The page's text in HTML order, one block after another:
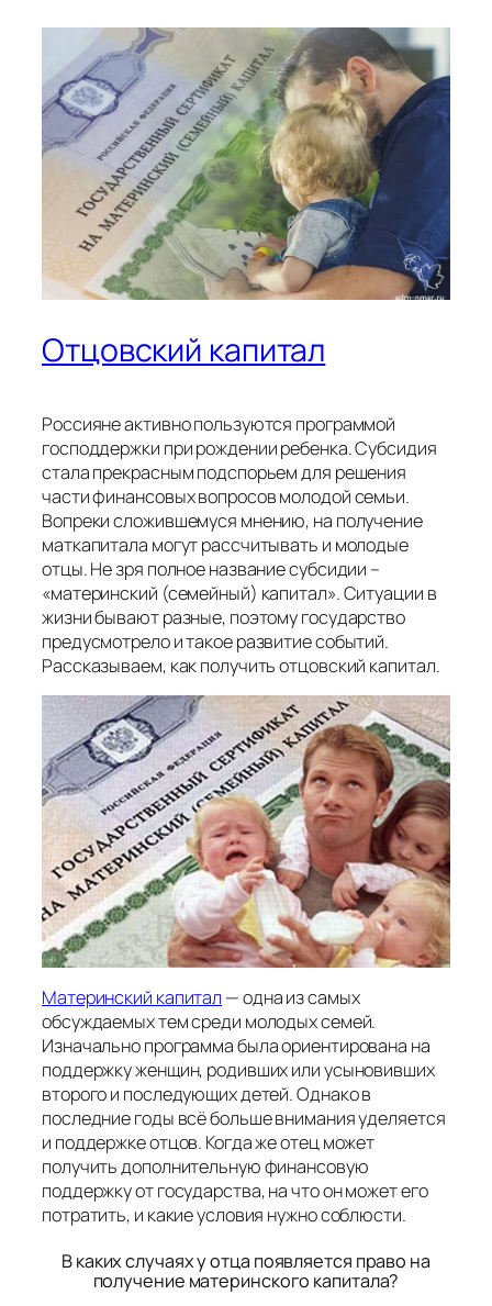
Отцовский капитал
Россияне активно пользуются программой
господдержки при рождении ребенка. Субсидия
стала прекрасным подспорьем для решения
части финансовых вопросов молодой семьи.
Вопреки сложившемуся мнению, на получение
маткапитала могут рассчитывать и молодые
отцы. Не зря полное название субсидии –
«материнский (семейный) капитал». Ситуации в
жизни бывают разные, поэтому государство
предусмотрело и такое развитие событий.
Рассказываем, как получить отцовский капитал.
Материнский капитал — одна из самых
обсуждаемых тем среди молодых семей.
Изначально программа была ориентирована на
поддержку женщин, родивших или усыновивших
второго и последующих детей. Однако в
последние годы всё больше внимания уделяется
и поддержке отцов. Когда же отец может
получить дополнительную финансовую
поддержку от государства, на что он может его
потратить, и какие условия нужно соблюсти.
В каких случаях у отца появляется право на
получение материнского капитала?